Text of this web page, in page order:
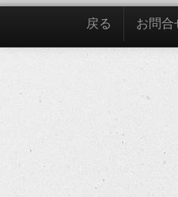
ご予約時にお電話
＜ホテル東海園：
【お食事】
≪夕食≫季節会席ま
※チェックイン時
※バイキング開催
【お部屋】
本館２間和室を希
追加料金にてご変
戻る お問合